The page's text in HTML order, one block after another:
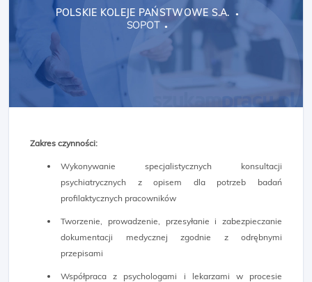
POLSKIE KOLEJE PAŃSTWOWE S.A.
SOPOT
Zakres czynności:
Wykonywanie specjalistycznych konsultacji
psychiatrycznych z opisem dla potrzeb badań
profilaktycznych pracowników
Tworzenie, prowadzenie, przesyłanie i zabezpieczanie
dokumentacji medycznej zgodnie z odrębnymi
przepisami
Współpraca z psychologami i lekarzami w procesie